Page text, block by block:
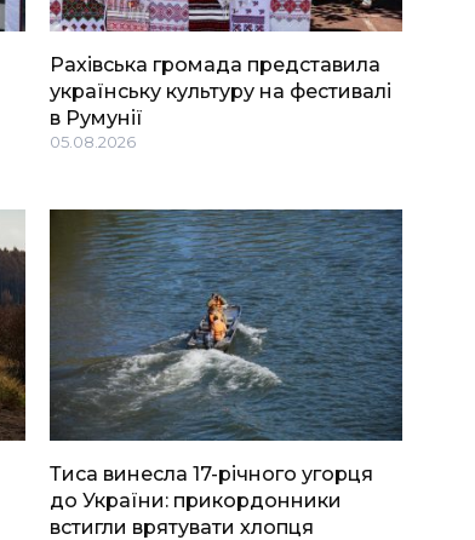
Рахівська громада представила
українську культуру на фестивалі
в Румунії
05.08.2026
Тиса винесла 17-річного угорця
до України: прикордонники
встигли врятувати хлопця